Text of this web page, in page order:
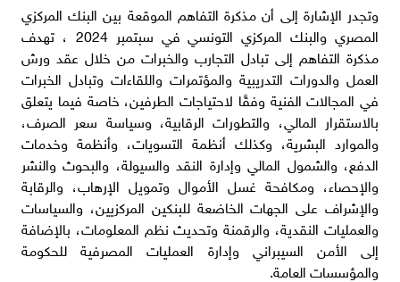
وتجدر الإشارة إلى أن مذكرة التفاهم الموقعة بين البنك المركزي
المصري والبنك المركزي التونسي في سبتمبر 2024 ، تهدف
مذكرة التفاهم إلى تبادل التجارب والخبرات من خلال عقد ورش
العمل والدورات التدريبية والمؤتمرات واللقاءات وتبادل الخبرات
في المجالات الفنية وفقًا لاحتياجات الطرفين، خاصة فيما يتعلق
بالاستقرار المالي، والتطورات الرقابية، وسياسة سعر الصرف،
والموارد البشرية، وكذلك أنظمة التسويات، وأنظمة وخدمات
الدفع، والشمول المالي وإدارة النقد والسيولة، والبحوث والنشر
والإحصاء، ومكافحة غسل الأموال وتمويل الإرهاب، والرقابة
والإشراف على الجهات الخاضعة للبنكين المركزيين، والسياسات
والعمليات النقدية، والرقمنة وتحديث نظم المعلومات، بالإضافة
إلى الأمن السيبراني وإدارة العمليات المصرفية للحكومة
والمؤسسات العامة.